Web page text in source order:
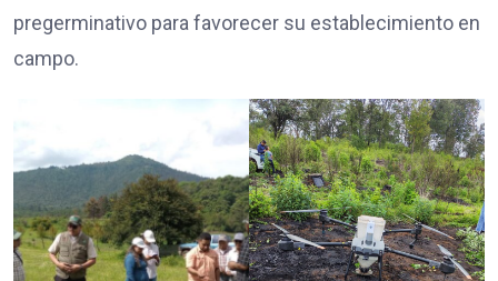
pregerminativo para favorecer su establecimiento en
campo.